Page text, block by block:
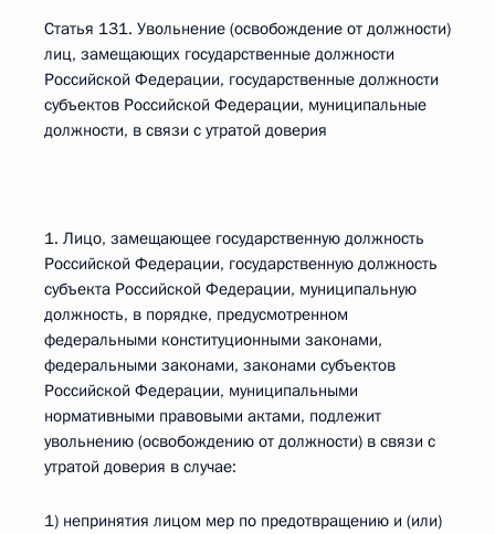
Статья 131. Увольнение (освобождение от должности)
лиц, замещающих государственные должности
Российской Федерации, государственные должности
субъектов Российской Федерации, муниципальные
должности, в связи с утратой доверия
1. Лицо, замещающее государственную должность
Российской Федерации, государственную должность
субъекта Российской Федерации, муниципальную
должность, в порядке, предусмотренном
федеральными конституционными законами,
федеральными законами, законами субъектов
Российской Федерации, муниципальными
нормативными правовыми актами, подлежит
увольнению (освобождению от должности) в связи с
утратой доверия в случае:
1) непринятия лицом мер по предотвращению и (или)